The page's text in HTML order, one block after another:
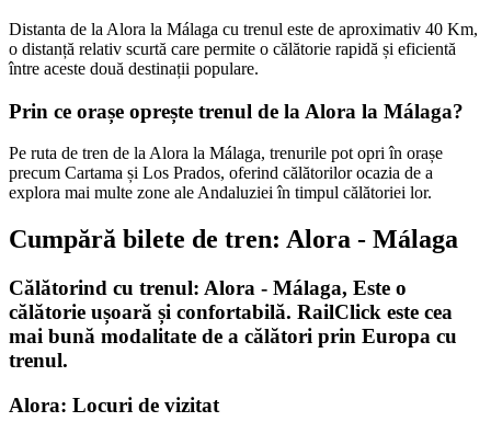
Distanta de la Alora la Málaga cu trenul este de aproximativ 40 Km,
o distanță relativ scurtă care permite o călătorie rapidă și eficientă
între aceste două destinații populare.
Prin ce orașe oprește trenul de la Alora la Málaga?
Pe ruta de tren de la Alora la Málaga, trenurile pot opri în orașe
precum Cartama și Los Prados, oferind călătorilor ocazia de a
explora mai multe zone ale Andaluziei în timpul călătoriei lor.
Cumpără bilete de tren: Alora - Málaga
Călătorind cu trenul: Alora - Málaga, Este o
călătorie ușoară și confortabilă. RailClick este cea
mai bună modalitate de a călători prin Europa cu
trenul.
Alora: Locuri de vizitat